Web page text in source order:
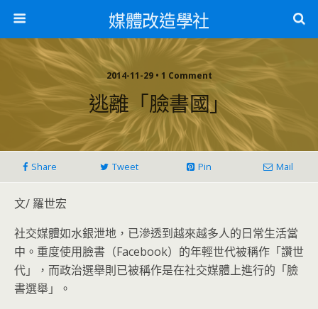
媒體改造學社
2014-11-29 • 1 Comment
逃離「臉書國」
Share Tweet Pin Mail
文/ 羅世宏
社交媒體如水銀泄地，已滲透到越來越多人的日常生活當
中。重度使用臉書（Facebook）的年輕世代被稱作「讚世
代」，而政治選舉則已被稱作是在社交媒體上進行的「臉
書選舉」。